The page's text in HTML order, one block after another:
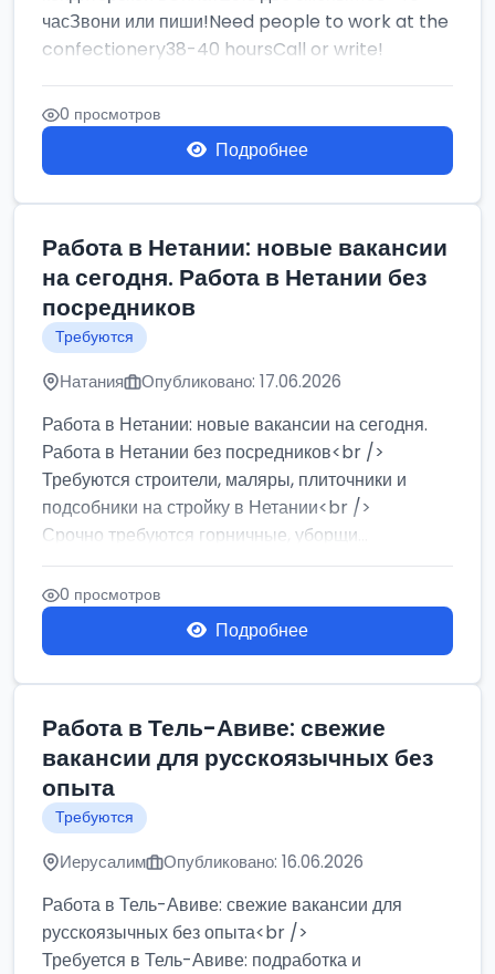
часЗвони или пиши!Need people to work at the
confectionery38-40 hoursCall or write!
0 просмотров
Подробнее
Работа в Нетании: новые вакансии
на сегодня. Работа в Нетании без
посредников
Требуются
Натания Опубликовано: 17.06.2026
Работа в Нетании: новые вакансии на сегодня.
Работа в Нетании без посредников<br />
Требуются строители, маляры, плиточники и
подсобники на стройку в Нетании<br />
Срочно требуются горничные, уборщи...
0 просмотров
Подробнее
Работа в Тель-Авиве: свежие
вакансии для русскоязычных без
опыта
Требуются
Иерусалим Опубликовано: 16.06.2026
Работа в Тель-Авиве: свежие вакансии для
русскоязычных без опыта<br />
Требуется в Тель-Авиве: подработка и